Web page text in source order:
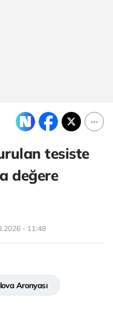
tesiste
değere
- 11:48
Aronyası